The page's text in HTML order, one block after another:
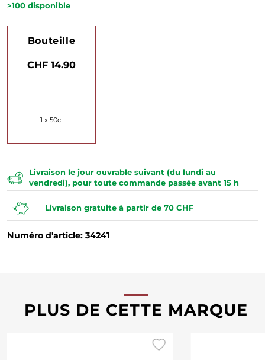
>100 disponible
Bouteille
CHF 14.90
1 x 50cl
Livraison le jour ouvrable suivant (du lundi au
vendredi), pour toute commande passée avant 15 h
Livraison gratuite à partir de 70 CHF
Numéro d'article: 34241
PLUS DE CETTE MARQUE